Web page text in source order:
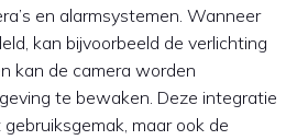
en alarmsystemen. Wanneer
kan bijvoorbeeld de verlichting
kan de camera worden
te bewaken. Deze integratie
maar ook de